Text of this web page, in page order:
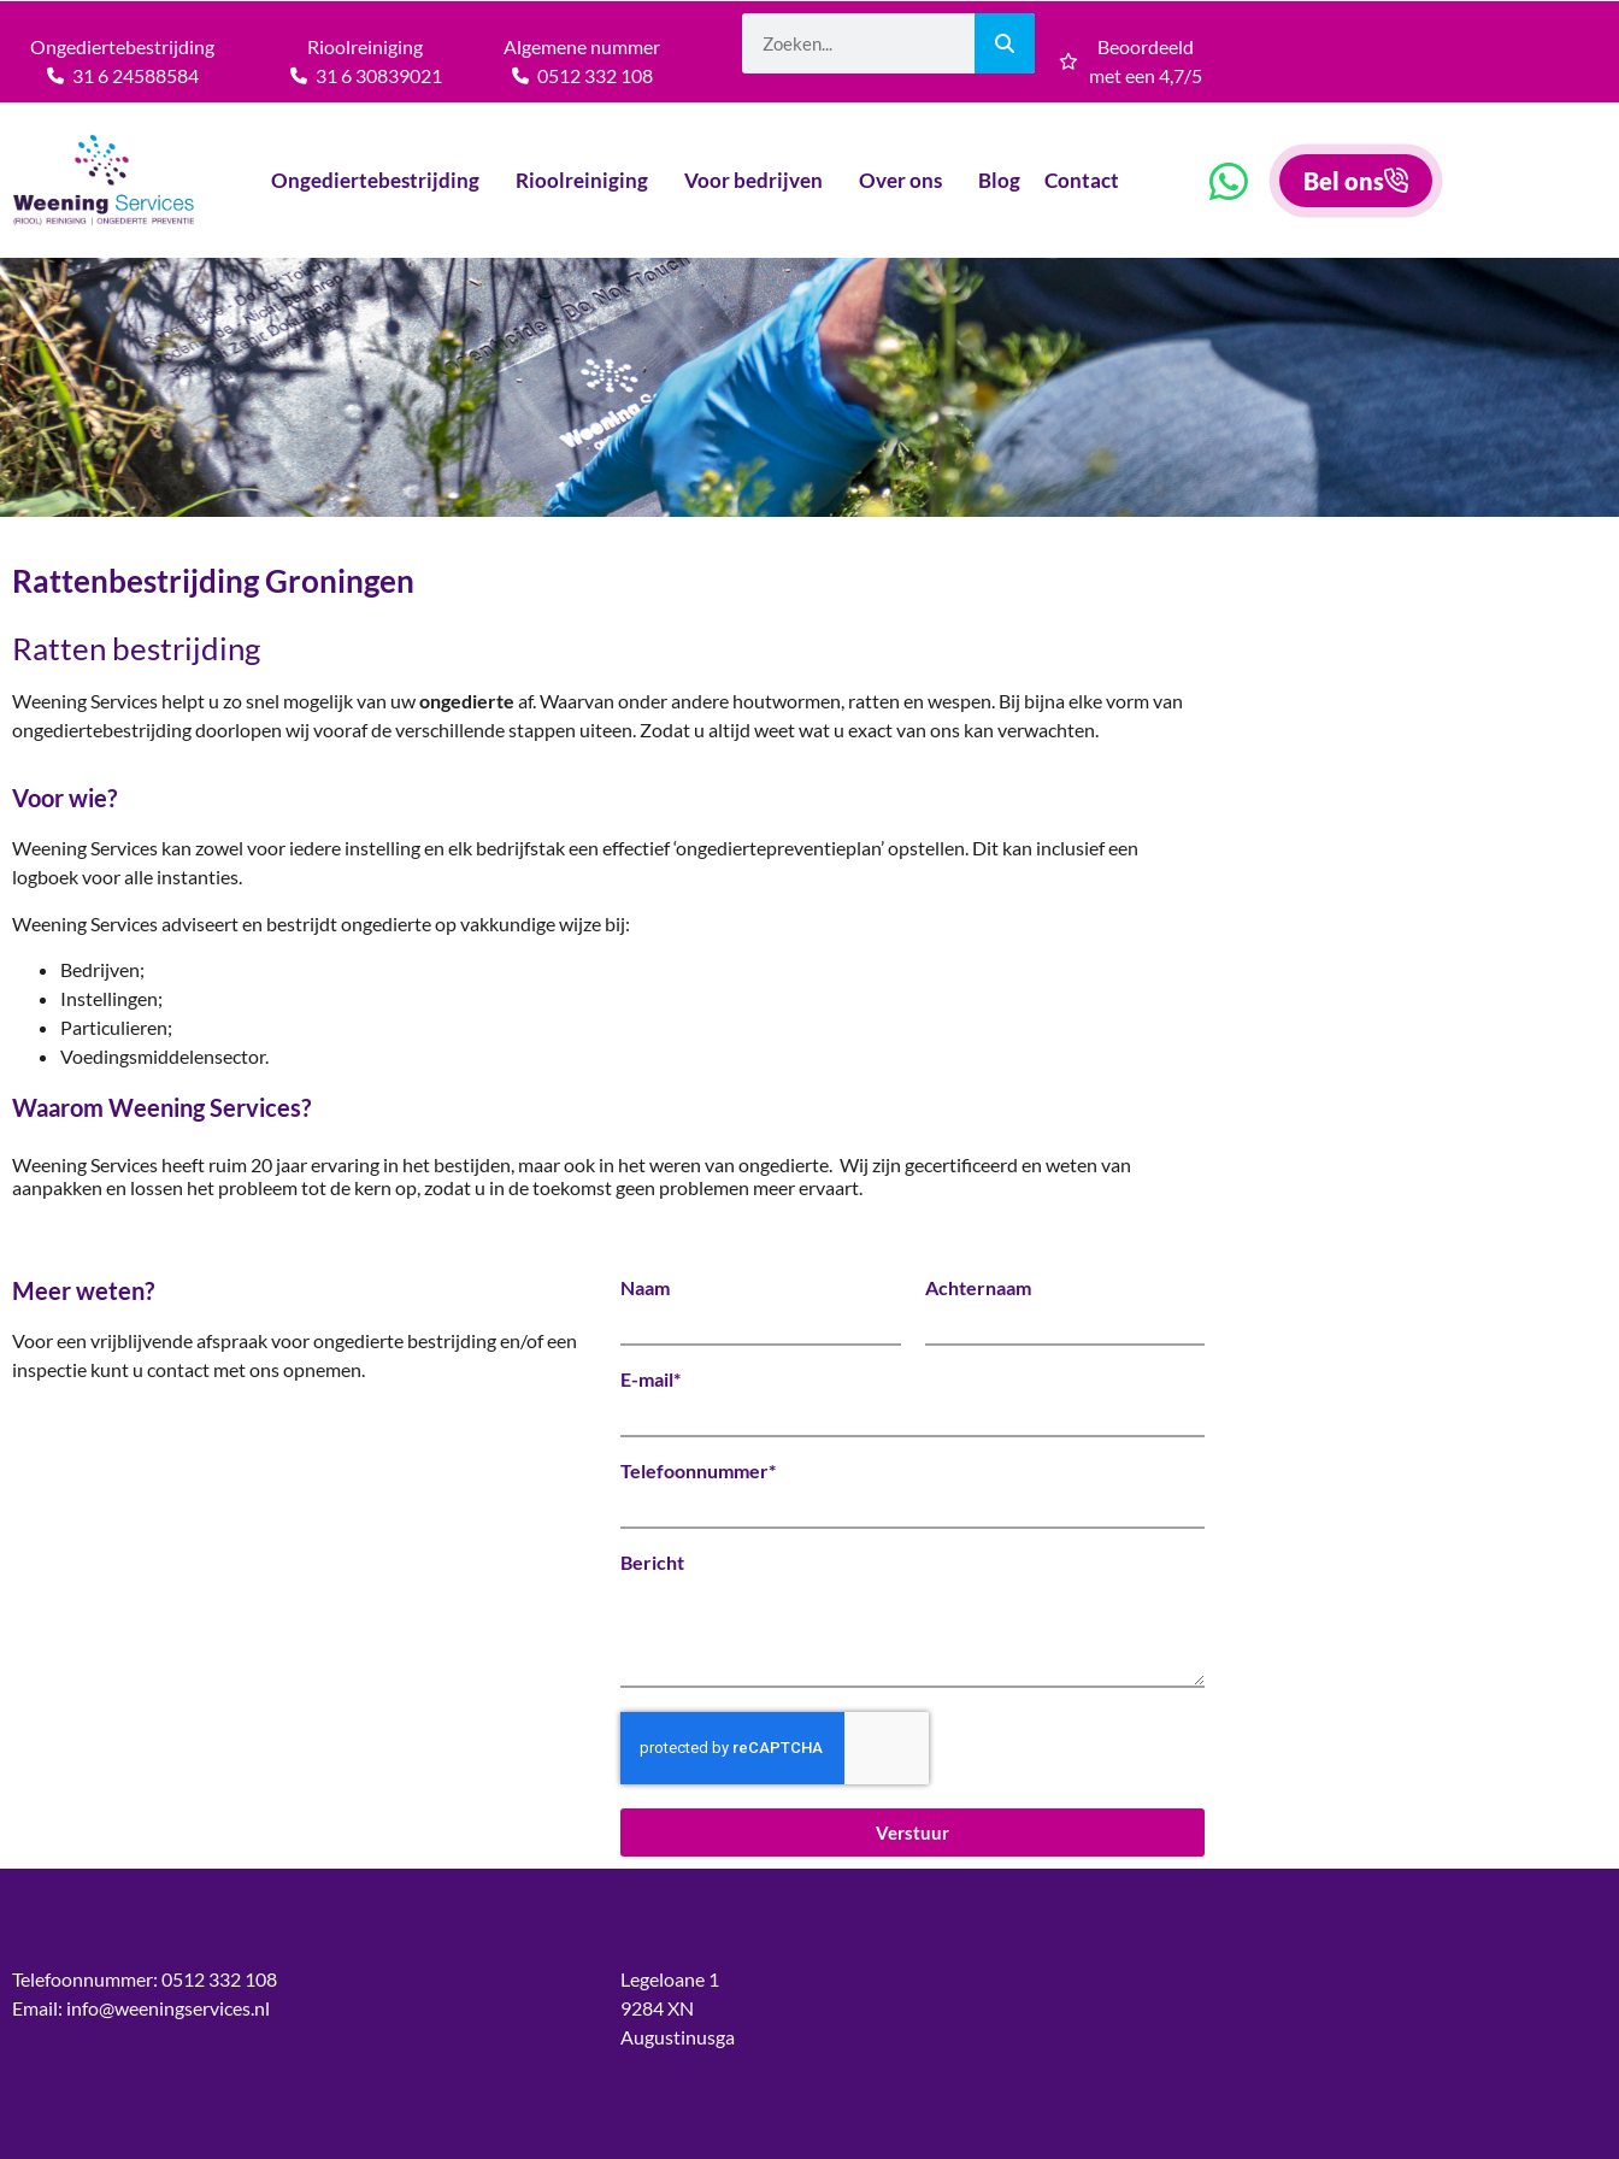
Ongediertebestrijding
31 6 24588584
Rioolreiniging
31 6 30839021
Algemene nummer
0512 332 108
Beoordeeld
met een 4,7/5
Ongediertebestrijding Rioolreiniging Voor bedrijven Over ons Blog Contact Bel ons
Rattenbestrijding Groningen
Ratten bestrijding
Weening Services helpt u zo snel mogelijk van uwongedierte af. Waarvan onder andere houtwormen, ratten en wespen. Bij bijna elke vorm van
ongediertebestrijding doorlopen wij vooraf de verschillende stappen uiteen. Zodat u altijd weet wat u exact van ons kan verwachten.
Voor wie?
Weening Services kan zowel voor iedere instelling en elk bedrijfstak een effectief ‘ongediertepreventieplan’ opstellen. Dit kan inclusief een
logboek voor alle instanties.
Weening Services adviseert en bestrijdt ongedierte op vakkundige wijze bij:
Bedrijven;
Instellingen;
Particulieren;
Voedingsmiddelensector.
Waarom Weening Services?
Weening Services heeft ruim 20 jaar ervaring in het bestijden, maar ook in het weren van ongedierte. Wij zijn gecertificeerd en weten van
aanpakken en lossen het probleem tot de kern op, zodat u in de toekomst geen problemen meer ervaart.
Meer weten?
Voor een vrijblijvende afspraak voor ongedierte bestrijding en/of een
inspectie kunt u contact met ons opnemen.
Naam Achternaam
E-mail*
Telefoonnummer*
Bericht
Verstuur
Telefoonnummer: 0512 332 108
Email: info@weeningservices.nl
Legeloane 1
9284 XN
Augustinusga